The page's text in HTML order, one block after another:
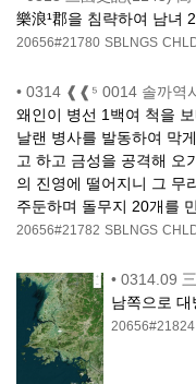
樂浪¹郡을 침략하여 남녀
20656#21780 SBLNGS
• 0314 ❰❰⁵ 0014 솔까역
왜인이 병선 1백여 척을
날랜 병사를 발동하여 막
고 하고 금성을 공격해 오
의 진영에 떨어지니 그 무
주둔하며 돌무지 20개를
20656#21782 SBLNGS
• 0314.09
남쪽으로 대
20656#21824